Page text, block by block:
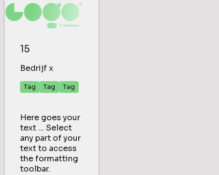
15
Bedrijf x
Tag Tag Tag
Here goes your
text ... Select
any part of your
text to access
the formatting
toolbar.